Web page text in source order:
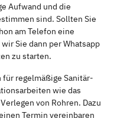
Aufwand und die
sind. Sollten Sie
am Telefon eine
Sie dann per Whatsapp
zu starten.
für regelmäßige Sanitär-
wie das
von Rohren. Dazu
Termin vereinbaren